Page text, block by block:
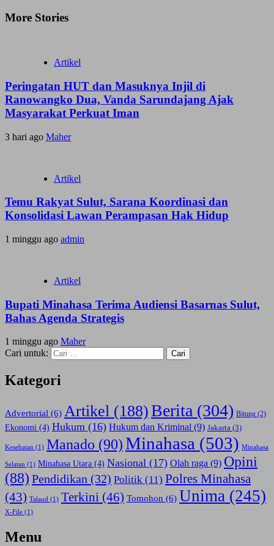
More Stories
Artikel
Peringatan HUT dan Masuknya Injil di
Ranowangko Dua, Vanda Sarundajang Ajak
Masyarakat Perkuat Iman
3 hari ago Maher
Artikel
Temu Rakyat Sulut, Sarana Koordinasi dan
Konsolidasi Lawan Perampasan Hak Hidup
1 minggu ago admin
Artikel
Bupati Minahasa Terima Audiensi Basarnas Sulut,
Bahas Agenda Strategis
1 minggu ago Maher
Cari untuk:
Kategori
Advertorial (6) Artikel (188)Berita (304) Bitung (2)
Ekonomi (4) Hukum (16) Hukum dan Kriminal (9) Jakarta (3)
Kesehatan (1) Manado (90) Minahasa (503) Minahasa
Selatan (1) Minahasa Utara (4) Nasional (17) Olah raga (9) Opini
(88) Pendidikan (32) Politik (11) Polres Minahasa
(43) Talaud (1) Terkini (46) Tomohon (6) Unima (245)
X-File (1)
Menu